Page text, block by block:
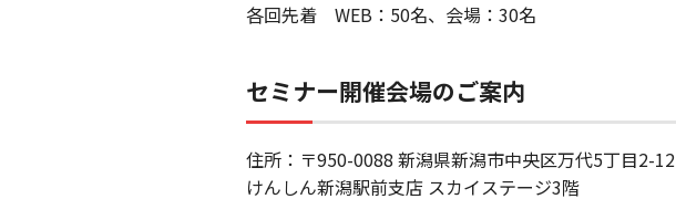
各回先着 WEB：50名、会場：30名
セミナー開催会場のご案内
住所：〒950-0088 新潟県新潟市中央区万代5丁目2-12
けんしん新潟駅前支店 スカイステージ3階